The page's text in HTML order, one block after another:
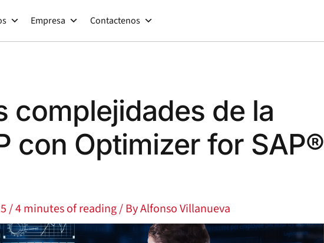
Empresa Contactenos
complejidades de la
con Optimizer for SAP®
/4 minutes of reading/ ByAlfonso Villanueva